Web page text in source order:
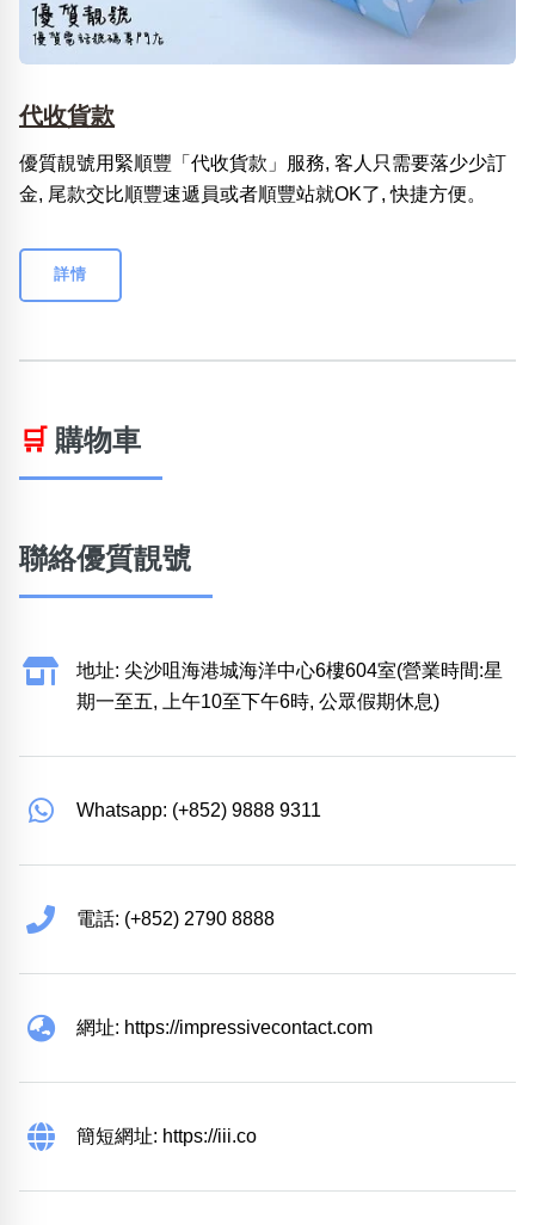
代收貨款
優質靚號用緊順豐「代收貨款」服務, 客人只需要落少少訂
金, 尾款交比順豐速遞員或者順豐站就OK了, 快捷方便。
詳情
🛒 購物車
聯絡優質靚號
地址: 尖沙咀海港城海洋中心6樓604室(營業時間:星
期一至五, 上午10至下午6時, 公眾假期休息)
Whatsapp: (+852) 9888 9311
電話: (+852) 2790 8888
網址: https://impressivecontact.com
簡短網址: https://iii.co